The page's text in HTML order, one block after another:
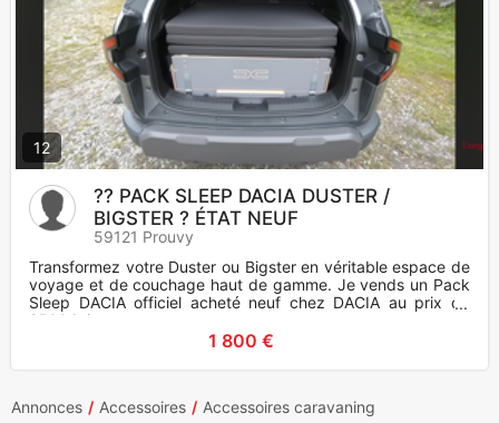
12
?? PACK SLEEP DACIA DUSTER /
BIGSTER ? ÉTAT NEUF
59121 Prouvy
Transformez votre Duster ou Bigster en véritable espace de
voyage et de couchage haut de gamme. Je vends un Pack
Sleep DACIA officiel acheté neuf chez DACIA au prix de
2500€, jama
1 800 €
Annonces Accessoires Accessoires caravaning